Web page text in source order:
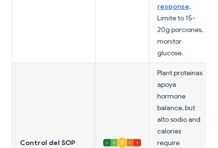
response.
Límite to 15-
20g porciones,
monitor
glucose.
Control del SOP
Plant proteínas
apoya
hormone
balance, but
alto sodio and
calorías
require